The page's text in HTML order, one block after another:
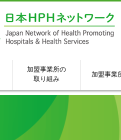
加盟事業所の
取り組み
加盟事業